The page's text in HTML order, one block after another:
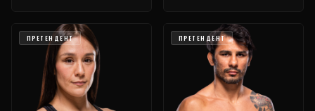
ПРЕТЕНДЕНТ ПРЕТЕНДЕНТ